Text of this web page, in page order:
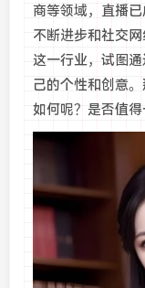
商等领域，直播
不断进步和社交
这一行业，试图
己的个性和创意
如何呢？是否值得